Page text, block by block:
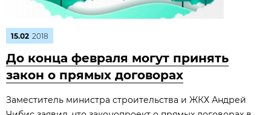
15.02 2018
До конца февраля могут принять
закон о прямых договорах
Заместитель министра строительства и ЖКХ Андрей